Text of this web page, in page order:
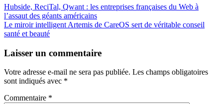
Hubside, ReciTal, Qwant : les entreprises françaises du Web à
l’assaut des géants américains
Le miroir intelligent Artemis de CareOS sert de véritable conseil
santé et beauté
Laisser un commentaire
Votre adresse e-mail ne sera pas publiée. Les champs obligatoires
sont indiqués avec *
Commentaire *